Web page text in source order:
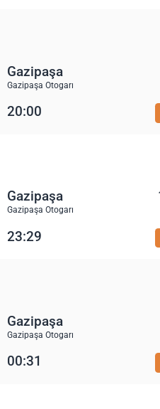
Gazipaşa
Gazipaşa Otogarı
20:00
Gazipaşa
Gazipaşa Otogarı
23:29
Gazipaşa
Gazipaşa Otogarı
00:31